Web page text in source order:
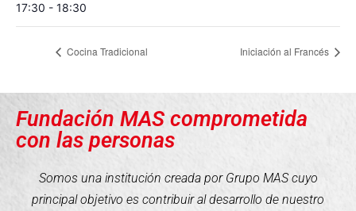
17:30 - 18:30
Cocina Tradicional Iniciación al Francés
Fundación MAS comprometida
con las personas
Somos una institución creada por Grupo MAS cuyo
principal objetivo es contribuir al desarrollo de nuestro